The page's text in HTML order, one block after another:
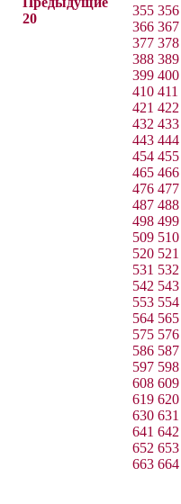
20
355 356
366 367
377 378
388 389
399 400
410 411
421 422
432 433
443 444
454 455
465 466
476 477
487 488
498 499
509 510
520 521
531 532
542 543
553 554
564 565
575 576
586 587
597 598
608 609
619 620
630 631
641 642
652 653
663 664